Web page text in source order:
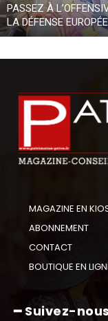
PASSEZ À
LA DÉFENSE
MAGAZINE EN
ABONNEMENT
CONTACT
BOUTIQUE EN
━ Suivez-